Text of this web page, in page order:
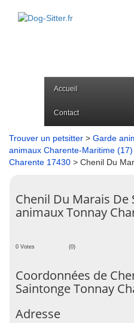
Accueil
Contact
Trouver un petsitter > Garde
animaux Charente-Maritime (17)
Charente 17430 > Chenil Du
Chenil Du Marais De
animaux Tonnay
0 Votes (0)
Coordonnées de
Saintonge Tonnay
Adresse